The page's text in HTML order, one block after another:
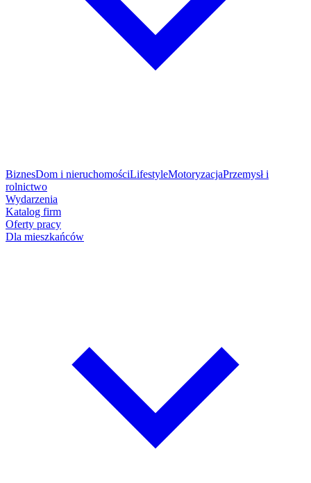
BiznesDom i nieruchomościLifestyleMotoryzacjaPrzemysł i
rolnictwo
Wydarzenia
Katalog firm
Oferty pracy
Dla mieszkańców